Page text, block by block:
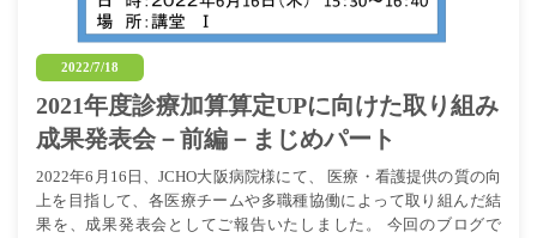
2022/7/18
2021年度診療加算算定UPに向けた取り組み
成果発表会－前編－まじめパート
2022年6月16日、JCHO大阪病院様にて、 医療・看護提供の質の向
上を目指して、各医療チームや多職種協働によって取り組んだ結
果を、成果発表会としてご報告いたしました。 今回のブログで